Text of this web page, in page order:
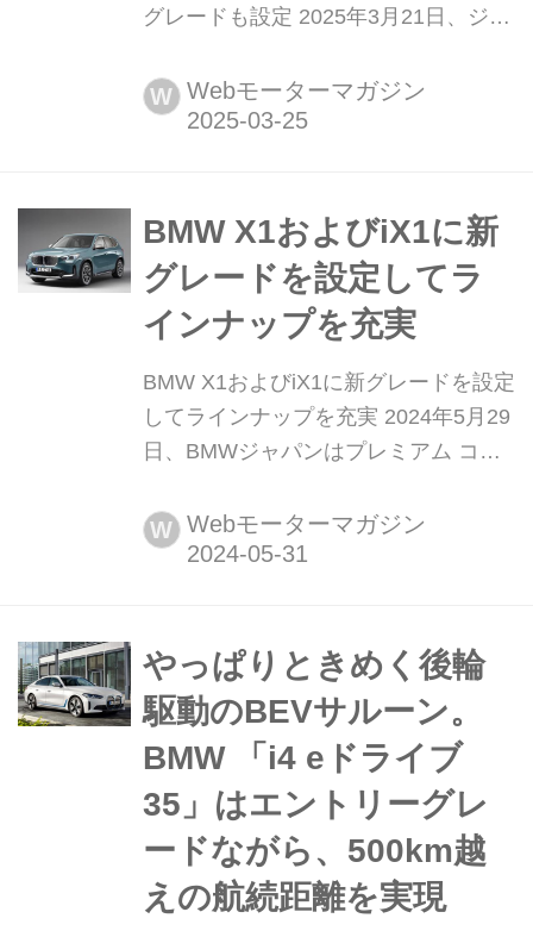
グレードも設定 2025年3月21日、ジャ
ラグジュアリーコンパクトSUV「レン
ジローバー イヴォーク(RANGE
W Webモーターマガジン
BMW X1およびiX1に新
グレードを設定してラ
インナップを充実
BMW X1およびiX1に新グレードを設定
してラインナップを充実 2024年5月29
日、BMWジャパンはプレミアム コン
イブ18i」と「iX1 eドライブ20)」を追
加設定。デリバリーは、前者は同年6
すべて本国仕様のものです)
W Webモーターマガジン
やっぱりときめく後輪
駆動のBEVサルーン。
BMW 「i4 eドライブ
35」はエントリーグレ
ードながら、500km越
えの航続距離を実現